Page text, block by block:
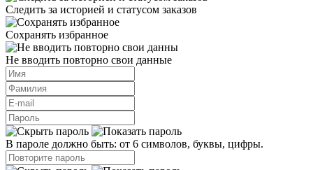
Следить за историей и статусом заказов
Сохранять избранное
Не вводить повторно свои данные
В пароле должно быть: от 6 символов, буквы, цифры.